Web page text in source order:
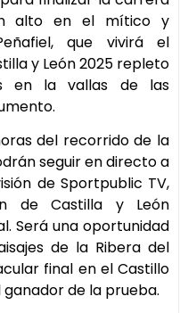
alto en el mítico y
que vivirá el
y León 2025 repleto
en la vallas de las
del recorrido de la
seguir en directo a
de Sportpublic TV,
de Castilla y León
Será una oportunidad
de la Ribera del
final en el Castillo
de la prueba.